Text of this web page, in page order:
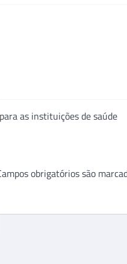
as instituições de saúde
obrigatórios são